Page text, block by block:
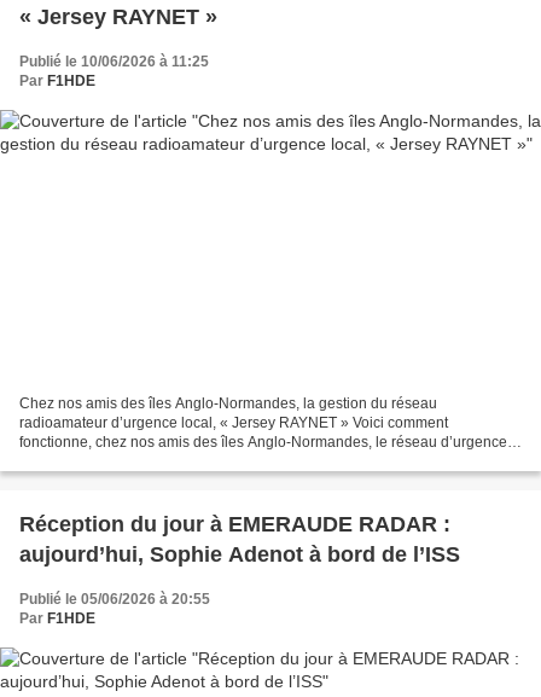
« Jersey RAYNET »
Publié le 10/06/2026 à 11:25
Par F1HDE
Chez nos amis des îles Anglo-Normandes, la gestion du réseau
radioamateur d’urgence local, « Jersey RAYNET » Voici comment
fonctionne, chez nos amis des îles Anglo-Normandes, le réseau d’urgence
Réception du jour à EMERAUDE RADAR :
aujourd’hui, Sophie Adenot à bord de l’ISS
Publié le 05/06/2026 à 20:55
Par F1HDE